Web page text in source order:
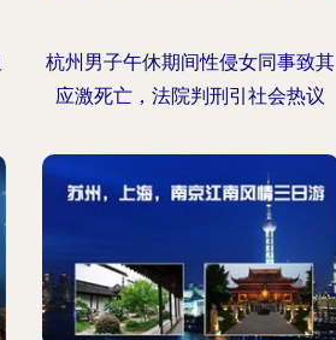
杭州男子午休期间性侵女同事致其
应激死亡，法院判刑引社会热议